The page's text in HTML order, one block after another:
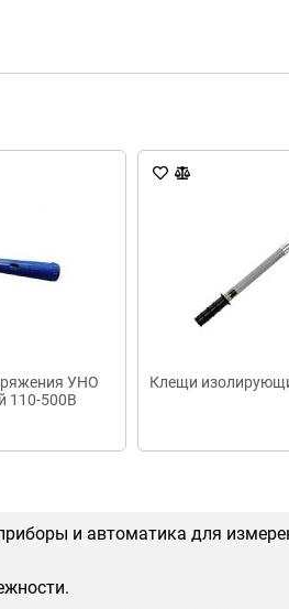
УНО
110-500В
Клещи
и автоматика для